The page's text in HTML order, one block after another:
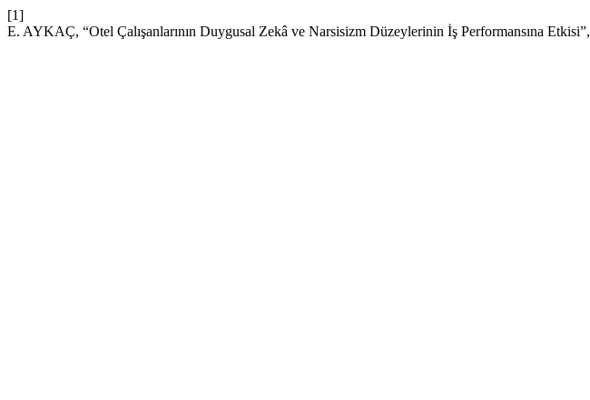
[1]
E. AYKAÇ, “Otel Çalışanlarının Duygusal Zekâ ve Narsisizm Düzeylerinin İş Performansına Etkisi”,